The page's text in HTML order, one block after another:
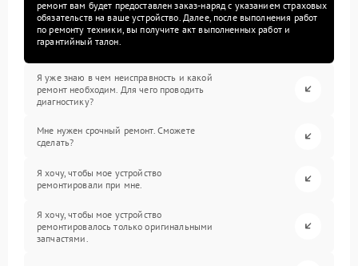
ремонт вам будет предоставлен заказ-наряд с указанием страховых
обязательств на ваше устройство. Далее, после выполнения работ
по ремонту техники, вы получите акт выполненных работ и
гарантийный талон.
Я уже знаю в чем неисправность и какой
ремонт необходим. Для чего проводить
диагностику?
Мне нужен срочный ремонт. Сможете
сделать?
Я хочу, чтобы мое устройство
ремонтировали при мне.
Я хочу, чтобы мое устройство
ремонтировалось только оригинальными
запчастями.